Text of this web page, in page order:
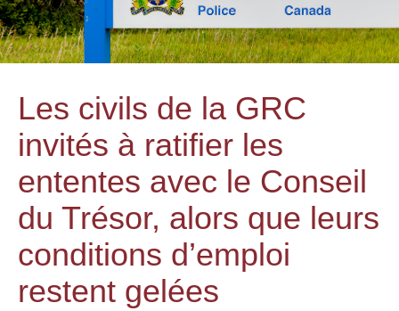
Les civils de la GRC
invités à ratifier les
ententes avec le Conseil
du Trésor, alors que leurs
conditions d’emploi
restent gelées